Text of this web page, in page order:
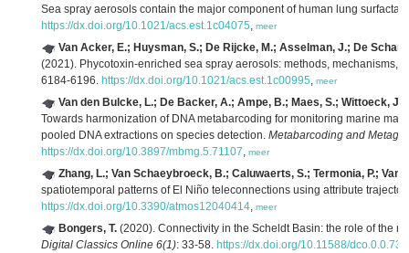
Sea spray aerosols contain the major component of human lung
https://dx.doi.org/10.1021/acs.est.1c04075, meer
Van Acker, E.; Huysman, S.; De Rijcke, M.; Asselman, J.; De
(2021). Phycotoxin-enriched sea spray aerosols: methods, mechanisms,
6184-6196. https://dx.doi.org/10.1021/acs.est.1c00995, meer
Van den Bulcke, L.; De Backer, A.; Ampe, B.; Maes, S.; Wittoeck,
Towards harmonization of DNA metabarcoding for monitoring marine
pooled DNA extractions on species detection. Metabarcoding and
https://dx.doi.org/10.3897/mbmg.5.71107, meer
Zhang, L.; Van Schaeybroeck, B.; Caluwaerts, S.; Termonia, P.; Van
spatiotemporal patterns of El Niño teleconnections using attribute
https://dx.doi.org/10.3390/atmos12040414, meer
Bongers, T. (2020). Connectivity in the Scheldt Basin: the role of the
Digital Classics Online 6(1): 33-58. https://dx.doi.org/10.11588/